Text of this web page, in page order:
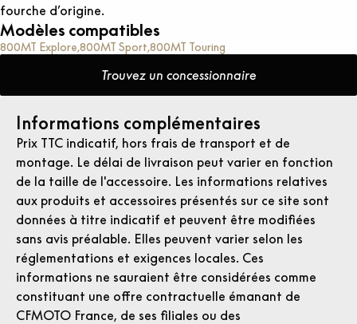
fourche d’origine.
Modèles compatibles
800MT Explore 800MT Sport 800MT Touring
Trouvez un concessionnaire
Informations complémentaires
Prix TTC indicatif, hors frais de transport et de
montage. Le délai de livraison peut varier en fonction
de la taille de l'accessoire. Les informations relatives
aux produits et accessoires présentés sur ce site sont
données à titre indicatif et peuvent être modifiées
sans avis préalable. Elles peuvent varier selon les
réglementations et exigences locales. Ces
informations ne sauraient être considérées comme
constituant une offre contractuelle émanant de
CFMOTO France, de ses filiales ou des